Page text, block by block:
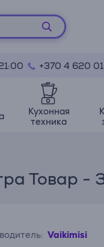
+370 4 620
Кухонная
техника
Товар
Vaikimisi